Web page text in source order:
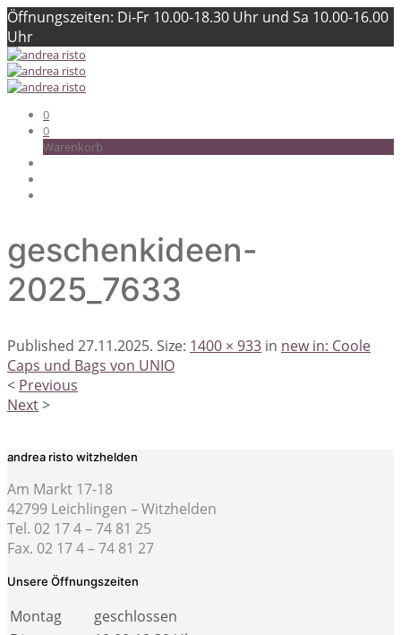
Öffnungszeiten: Di-Fr 10.00-18.30 Uhr und Sa 10.00-16.00
Uhr
0
0
Warenkorb
geschenkideen-
2025_7633
Published 27.11.2025. Size: 1400 × 933 in new in: Coole
Caps und Bags von UNIO
< Previous
Next>
andrea risto witzhelden
Am Markt 17-18
42799 Leichlingen – Witzhelden
Tel. 02 17 4 – 74 81 25
Fax. 02 17 4 – 74 81 27
Unsere Öffnungszeiten
Montag
geschlossen